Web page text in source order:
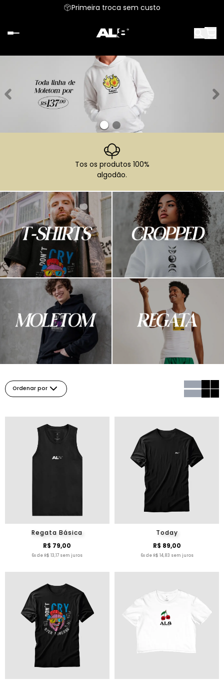
Primeira troca sem custo
Tos os produtos 100%
algodão.
Ordenar por
Regata Básica
R$ 79,00
6x de R$ 13,17 sem juros
Today
R$ 89,00
6x de R$ 14,83 sem juros